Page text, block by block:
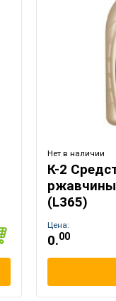
Нет в наличии
К-2
(L365)
Цена:
0.00